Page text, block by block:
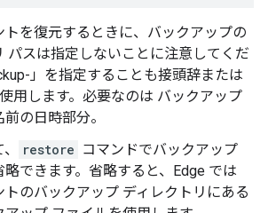
トを復元するときに、バックアップの
パスは指定しないことに注意してくだ
」を指定することも接頭辞または
使用します。必要なのは バックアップ
の日時部分。
restore コマンドでバックアップ
略できます。省略すると、Edge では
トのバックアップ ディレクトリにある